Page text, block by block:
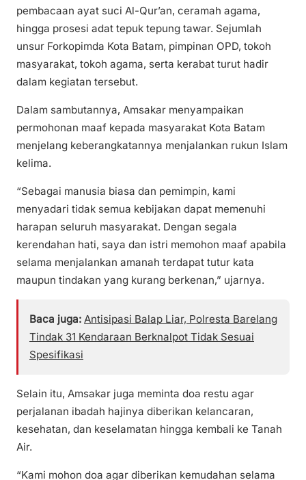
pembacaan ayat suci Al-Qur’an, ceramah agama,
hingga prosesi adat tepuk tepung tawar. Sejumlah
unsur Forkopimda Kota Batam, pimpinan OPD, tokoh
masyarakat, tokoh agama, serta kerabat turut hadir
dalam kegiatan tersebut.
Dalam sambutannya, Amsakar menyampaikan
permohonan maaf kepada masyarakat Kota Batam
menjelang keberangkatannya menjalankan rukun Islam
kelima.
“Sebagai manusia biasa dan pemimpin, kami
menyadari tidak semua kebijakan dapat memenuhi
harapan seluruh masyarakat. Dengan segala
kerendahan hati, saya dan istri memohon maaf apabila
selama menjalankan amanah terdapat tutur kata
maupun tindakan yang kurang berkenan,” ujarnya.
Baca juga: Antisipasi Balap Liar, Polresta Barelang
Tindak 31 Kendaraan Berknalpot Tidak Sesuai
Spesifikasi
Selain itu, Amsakar juga meminta doa restu agar
perjalanan ibadah hajinya diberikan kelancaran,
kesehatan, dan keselamatan hingga kembali ke Tanah
Air.
“Kami mohon doa agar diberikan kemudahan selama